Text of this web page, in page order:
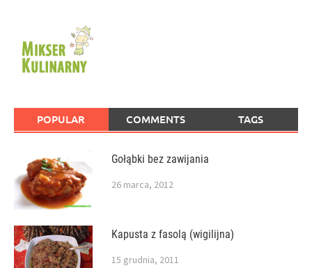
POPULAR COMMENTS TAGS
Gołąbki bez zawijania
26 marca, 2012
Kapusta z fasolą (wigilijna)
15 grudnia, 2011